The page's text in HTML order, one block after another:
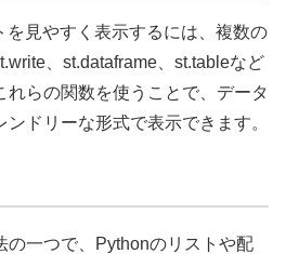
を見やすく表示するには、複数の
、st.dataframe、st.tableなど
れらの関数を使うことで、データ
ドリーな形式で表示できます。
の一つで、Pythonのリストや配